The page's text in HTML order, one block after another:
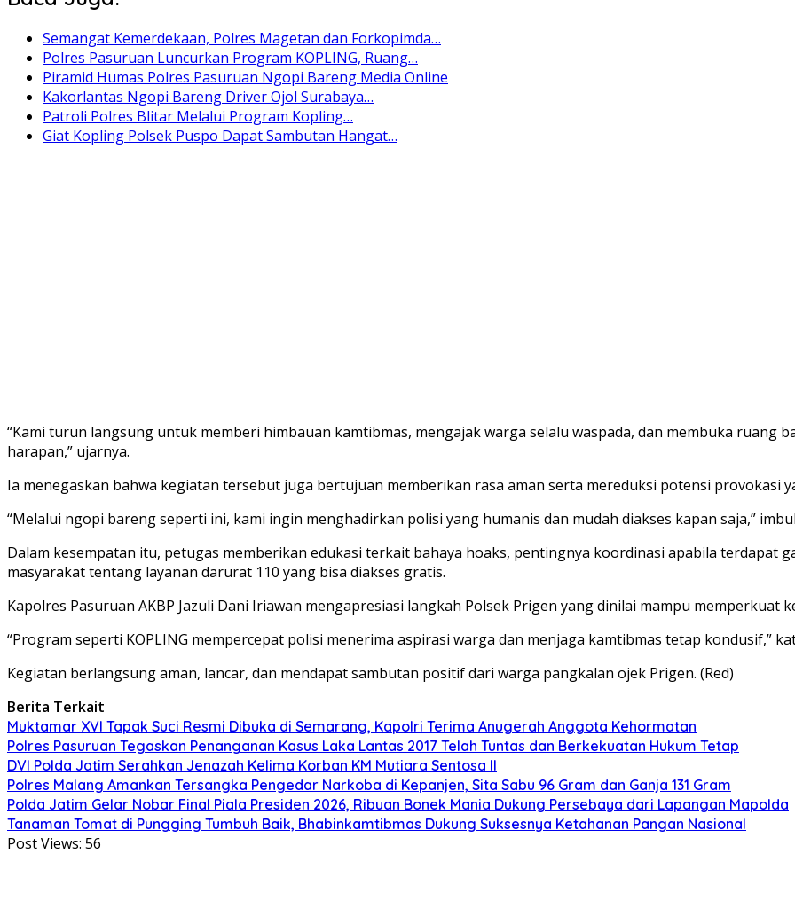
Semangat Kemerdekaan, Polres Magetan dan Forkopimda…
Polres Pasuruan Luncurkan Program KOPLING, Ruang…
Piramid Humas Polres Pasuruan Ngopi Bareng Media Online
Kakorlantas Ngopi Bareng Driver Ojol Surabaya…
Patroli Polres Blitar Melalui Program Kopling…
Giat Kopling Polsek Puspo Dapat Sambutan Hangat…
“Kami turun langsung untuk memberi himbauan kamtibmas, mengajak warga selalu waspada, dan membuka ruang
harapan,” ujarnya.
Ia menegaskan bahwa kegiatan tersebut juga bertujuan memberikan rasa aman serta mereduksi potensi provokasi
“Melalui ngopi bareng seperti ini, kami ingin menghadirkan polisi yang humanis dan mudah diakses kapan saja,”
Dalam kesempatan itu, petugas memberikan edukasi terkait bahaya hoaks, pentingnya koordinasi apabila terdapat
masyarakat tentang layanan darurat 110 yang bisa diakses gratis.
Kapolres Pasuruan AKBP Jazuli Dani Iriawan mengapresiasi langkah Polsek Prigen yang dinilai mampu memperkuat
“Program seperti KOPLING mempercepat polisi menerima aspirasi warga dan menjaga kamtibmas tetap kondusif,”
Kegiatan berlangsung aman, lancar, dan mendapat sambutan positif dari warga pangkalan ojek Prigen. (Red)
Berita Terkait
Muktamar XVI Tapak Suci Resmi Dibuka di Semarang, Kapolri Terima Anugerah Anggota Kehormatan
Polres Pasuruan Tegaskan Penanganan Kasus Laka Lantas 2017 Telah Tuntas dan Berkekuatan Hukum Tetap
DVI Polda Jatim Serahkan Jenazah Kelima Korban KM Mutiara Sentosa II
Polres Malang Amankan Tersangka Pengedar Narkoba di Kepanjen, Sita Sabu 96 Gram dan Ganja 131 Gram
Polda Jatim Gelar Nobar Final Piala Presiden 2026, Ribuan Bonek Mania Dukung Persebaya dari Lapangan Mapolda
Tanaman Tomat di Pungging Tumbuh Baik, Bhabinkamtibmas Dukung Suksesnya Ketahanan Pangan Nasional
Post Views: 56